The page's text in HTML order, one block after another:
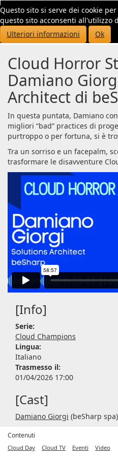
Questo sito si serve dei cookie
questo sito acconsenti all'utilizzo
Ulteriori informazioni
Ok
Cloud Horror
Damiano
Architect di
In questa puntata, Damiano
migliori “bad” practices di
purtroppo o per fortuna, si è
Tra un sorriso e un facepalm,
trasformare le disavventure
[Info]
Serie:
Cloud Champions
Lingua:
Italiano
Trasmesso il:
01/04/2026 17:00
[Cast]
Damiano Giorgi (beSharp spa)
Contenuti
Cloud Day Cloud TV Eventi Video